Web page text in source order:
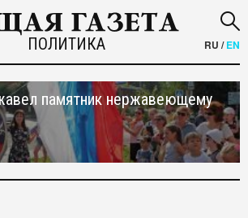
ПОЛИТИКА RU /EN
памятник нержавеющему